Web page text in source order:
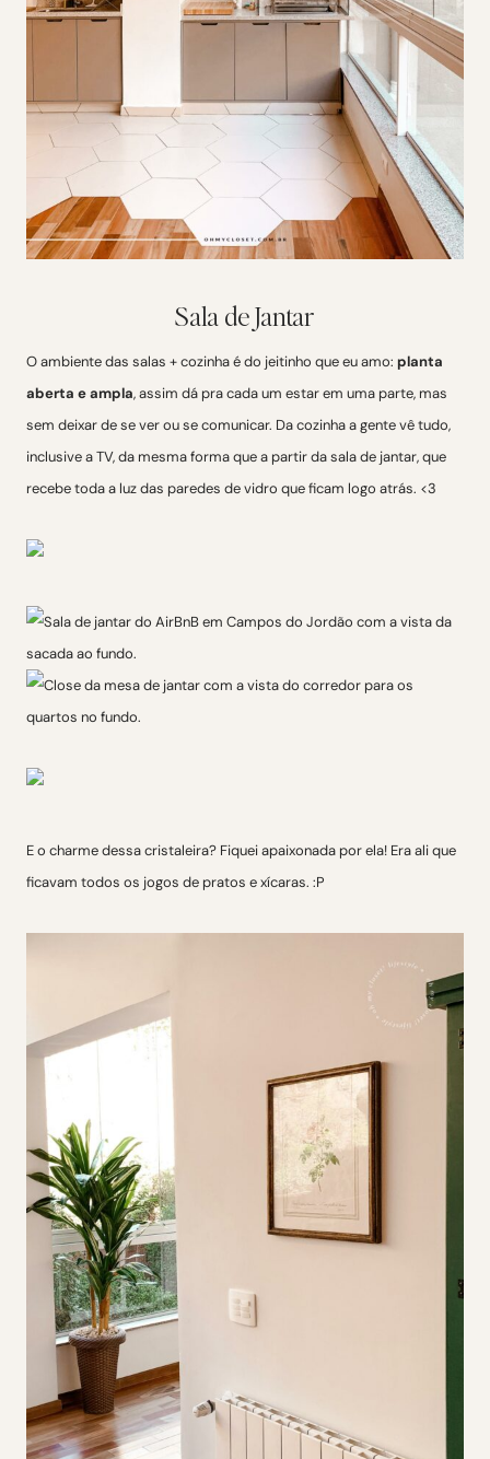
Sala de Jantar
O ambiente das salas + cozinha é do jeitinho que eu amo: planta
aberta e ampla, assim dá pra cada um estar em uma parte, mas
sem deixar de se ver ou se comunicar. Da cozinha a gente vê tudo,
inclusive a TV, da mesma forma que a partir da sala de jantar, que
recebe toda a luz das paredes de vidro que ficam logo atrás. <3
E o charme dessa cristaleira? Fiquei apaixonada por ela! Era ali que
ficavam todos os jogos de pratos e xícaras. :P